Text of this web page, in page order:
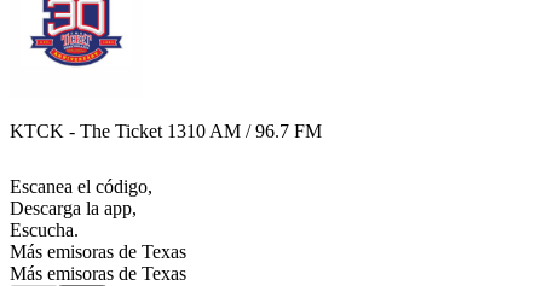
KTCK - The Ticket 1310 AM / 96.7 FM
Escanea el código,
Descarga la app,
Escucha.
Más emisoras de Texas
Más emisoras de Texas